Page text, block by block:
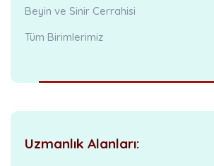
Beyin ve Sinir Cerrahisi
Tüm Birimlerimiz
Uzmanlık Alanları: